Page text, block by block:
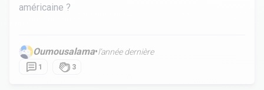
américaine ?
Oumousalama•l’année dernière
1 3